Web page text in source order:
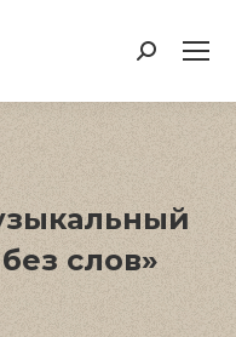
Поиск:
слов»